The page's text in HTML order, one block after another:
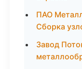
ПАО
Сборка
Завод